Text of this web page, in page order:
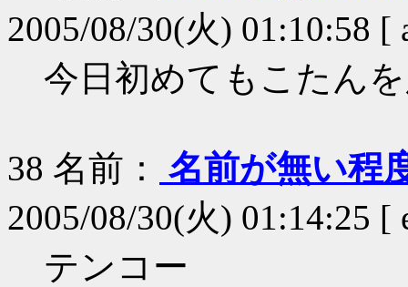
2005/08/30(火) 01:10:58 [
今日初めてもこたん
38 名前：
名前が無い程
2005/08/30(火) 01:14:25 [
テンコー